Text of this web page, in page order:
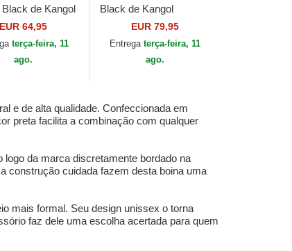
Black de Kangol
EUR 64,95
terça-feira, 11
ago.
Black de Kangol
EUR 79,95
Entregaterça-feira, 11
ago.
e de alta qualidade. Confeccionada em
preta facilita a combinação com qualquer
da marca discretamente bordado na
construção cuidada fazem desta boina uma
mais formal. Seu design unissex o torna
faz dele uma escolha acertada para quem